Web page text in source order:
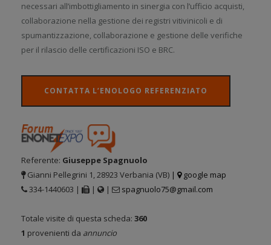
necessari all’imbottigliamento in sinergia con l’ufficio acquisti,
collaborazione nella gestione dei registri vitivinicoli e di
spumantizzazione, collaborazione e gestione delle verifiche
per il rilascio delle certificazioni ISO e BRC.
CONTATTA L’ENOLOGO REFERENZIATO
Referente: Giuseppe Spagnuolo
Gianni Pellegrini 1, 28923 Verbania (VB) |
google map
334-1440603 |
| | spagnuolo75@gmail.com
Totale visite di questa scheda: 360
1 provenienti da annuncio